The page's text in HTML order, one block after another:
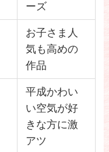
ーズ
お子さま人
気も高めの
作品
平成かわい
い空気が好
きな方に激
アツ